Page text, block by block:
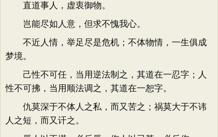
直道事人，虚衷御物。
岂能尽如人意，但求不愧我心。
不近人情，举足尽是危机；不体物情，一生俱成
梦境。
己性不可任，当用逆法制之，其道在一忍字；人
性不可拂，当用顺法调之，其道在一恕字。
仇莫深于不体人之私，而又苦之；祸莫大于不讳
人之短，而又讦之。